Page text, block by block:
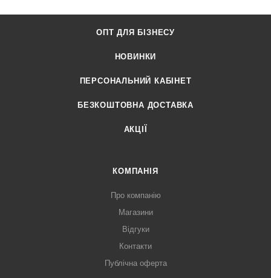
ОПТ ДЛЯ БІЗНЕСУ
НОВИНКИ
ПЕРСОНАЛЬНИЙ КАБІНЕТ
БЕЗКОШТОВНА ДОСТАВКА
АКЦІЇ
КОМПАНІЯ
Про компанію
Магазини
Відгуки
Контакти
Публічна оферта